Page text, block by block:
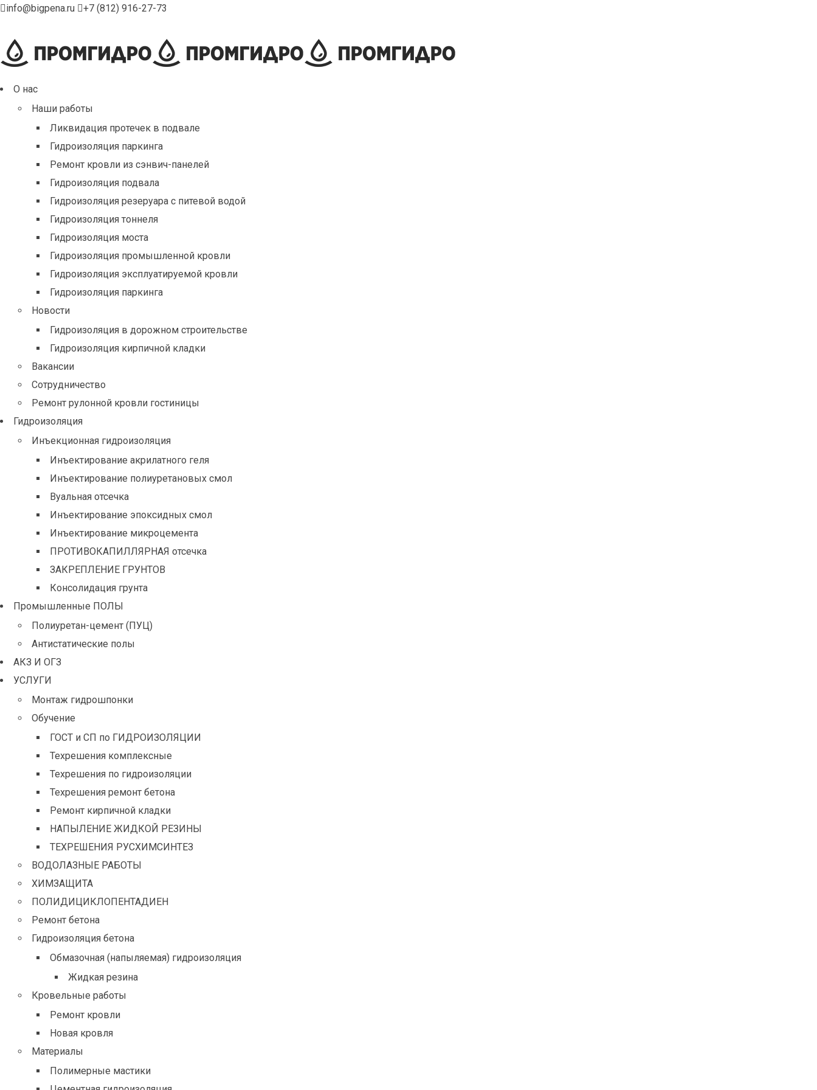
info@bigpena.ru +7 (812) 916-27-73
О нас
Наши работы
Ликвидация протечек в подвале
Гидроизоляция паркинга
Ремонт кровли из сэнвич-панелей
Гидроизоляция подвала
Гидроизоляция резеруара с питевой водой
Гидроизоляция тоннеля
Гидроизоляция моста
Гидроизоляция промышленной кровли
Гидроизоляция эксплуатируемой кровли
Гидроизоляция паркинга
Новости
Гидроизоляция в дорожном строительстве
Гидроизоляция кирпичной кладки
Вакансии
Сотрудничество
Ремонт рулонной кровли гостиницы
Гидроизоляция
Инъекционная гидроизоляция
Инъектирование акрилатного геля
Инъектирование полиуретановых смол
Вуальная отсечка
Инъектирование эпоксидных смол
Инъектирование микроцемента
ПРОТИВОКАПИЛЛЯРНАЯ отсечка
ЗАКРЕПЛЕНИЕ ГРУНТОВ
Консолидация грунта
Промышленные ПОЛЫ
Полиуретан-цемент (ПУЦ)
Антистатические полы
АКЗ И ОГЗ
УСЛУГИ
Монтаж гидрошпонки
Обучение
ГОСТ и СП по ГИДРОИЗОЛЯЦИИ
Техрешения комплексные
Техрешения по гидроизоляции
Техрешения ремонт бетона
Ремонт кирпичной кладки
НАПЫЛЕНИЕ ЖИДКОЙ РЕЗИНЫ
ТЕХРЕШЕНИЯ РУСХИМСИНТЕЗ
ВОДОЛАЗНЫЕ РАБОТЫ
ХИМЗАЩИТА
ПОЛИДИЦИКЛОПЕНТАДИЕН
Ремонт бетона
Гидроизоляция бетона
Обмазочная (напыляемая) гидроизоляция
Жидкая резина
Кровельные работы
Ремонт кровли
Новая кровля
Материалы
Полимерные мастики